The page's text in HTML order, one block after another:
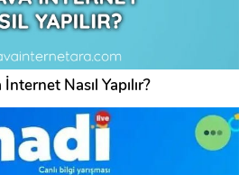
Nasıl Yapılır?